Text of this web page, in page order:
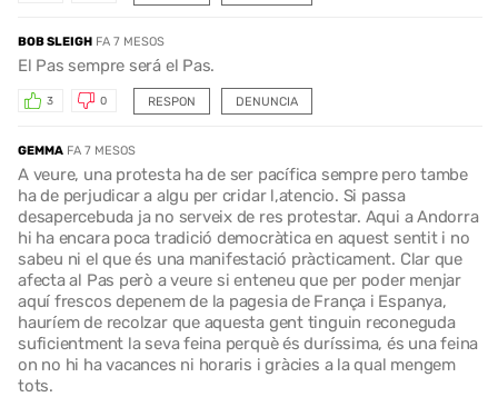
BOB SLEIGH FA 7 MESOS
El Pas sempre será el Pas.
RESPON
3 0 DENUNCIA
GEMMA FA 7 MESOS
A veure, una protesta ha de ser pacífica sempre pero tambe
ha de perjudicar a algu per cridar l,atencio. Si passa
desapercebuda ja no serveix de res protestar. Aqui a Andorra
hi ha encara poca tradició democràtica en aquest sentit i no
sabeu ni el que és una manifestació pràcticament. Clar que
afecta al Pas però a veure si enteneu que per poder menjar
aquí frescos depenem de la pagesia de França i Espanya,
hauríem de recolzar que aquesta gent tinguin reconeguda
suficientment la seva feina perquè és duríssima, és una feina
on no hi ha vacances ni horaris i gràcies a la qual mengem
tots.